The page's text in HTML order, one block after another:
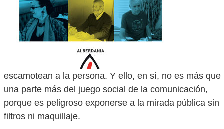
escamotean a la persona. Y ello, en sí, no es más que
una parte más del juego social de la comunicación,
porque es peligroso exponerse a la mirada pública sin
filtros ni maquillaje.